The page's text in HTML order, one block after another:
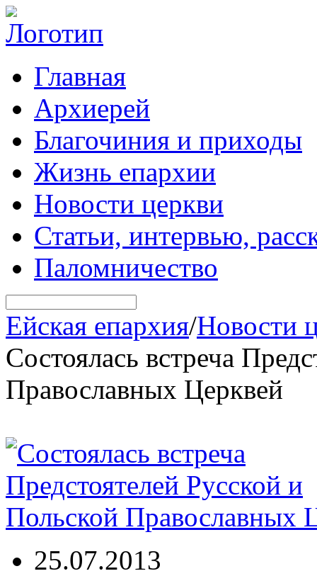
Главная
Архиерей
Благочиния и приходы
Жизнь епархии
Новости церкви
Статьи, интервью,
Паломничество
Ейская епархия/Новости
Состоялась встреча
Православных Церквей
25.07.2013